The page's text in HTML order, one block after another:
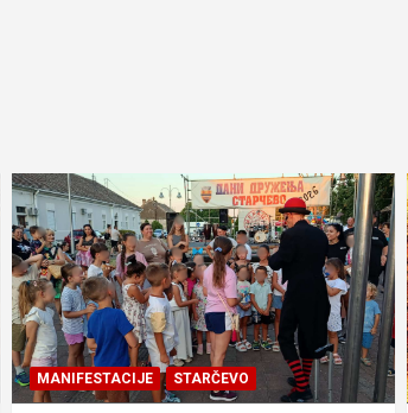
MANIFESTACIJE STARČEVO